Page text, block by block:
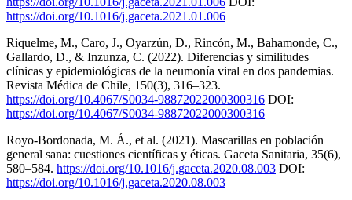
https://doi.org/10.1016/j.gaceta.2021.01.006
Riquelme, M., Caro, J., Oyarzún, D., Rincón, M., Bahamonde, C.,
Gallardo, D., & Inzunza, C. (2022). Diferencias y similitudes
clínicas y epidemiológicas de la neumonía viral en dos pandemias.
Revista Médica de Chile, 150(3), 316–323.
https://doi.org/10.4067/S0034-98872022000300316 DOI:
https://doi.org/10.4067/S0034-98872022000300316
Royo-Bordonada, M. Á., et al. (2021). Mascarillas en población
general sana: cuestiones científicas y éticas. Gaceta Sanitaria, 35(6),
580–584. https://doi.org/10.1016/j.gaceta.2020.08.003 DOI:
https://doi.org/10.1016/j.gaceta.2020.08.003